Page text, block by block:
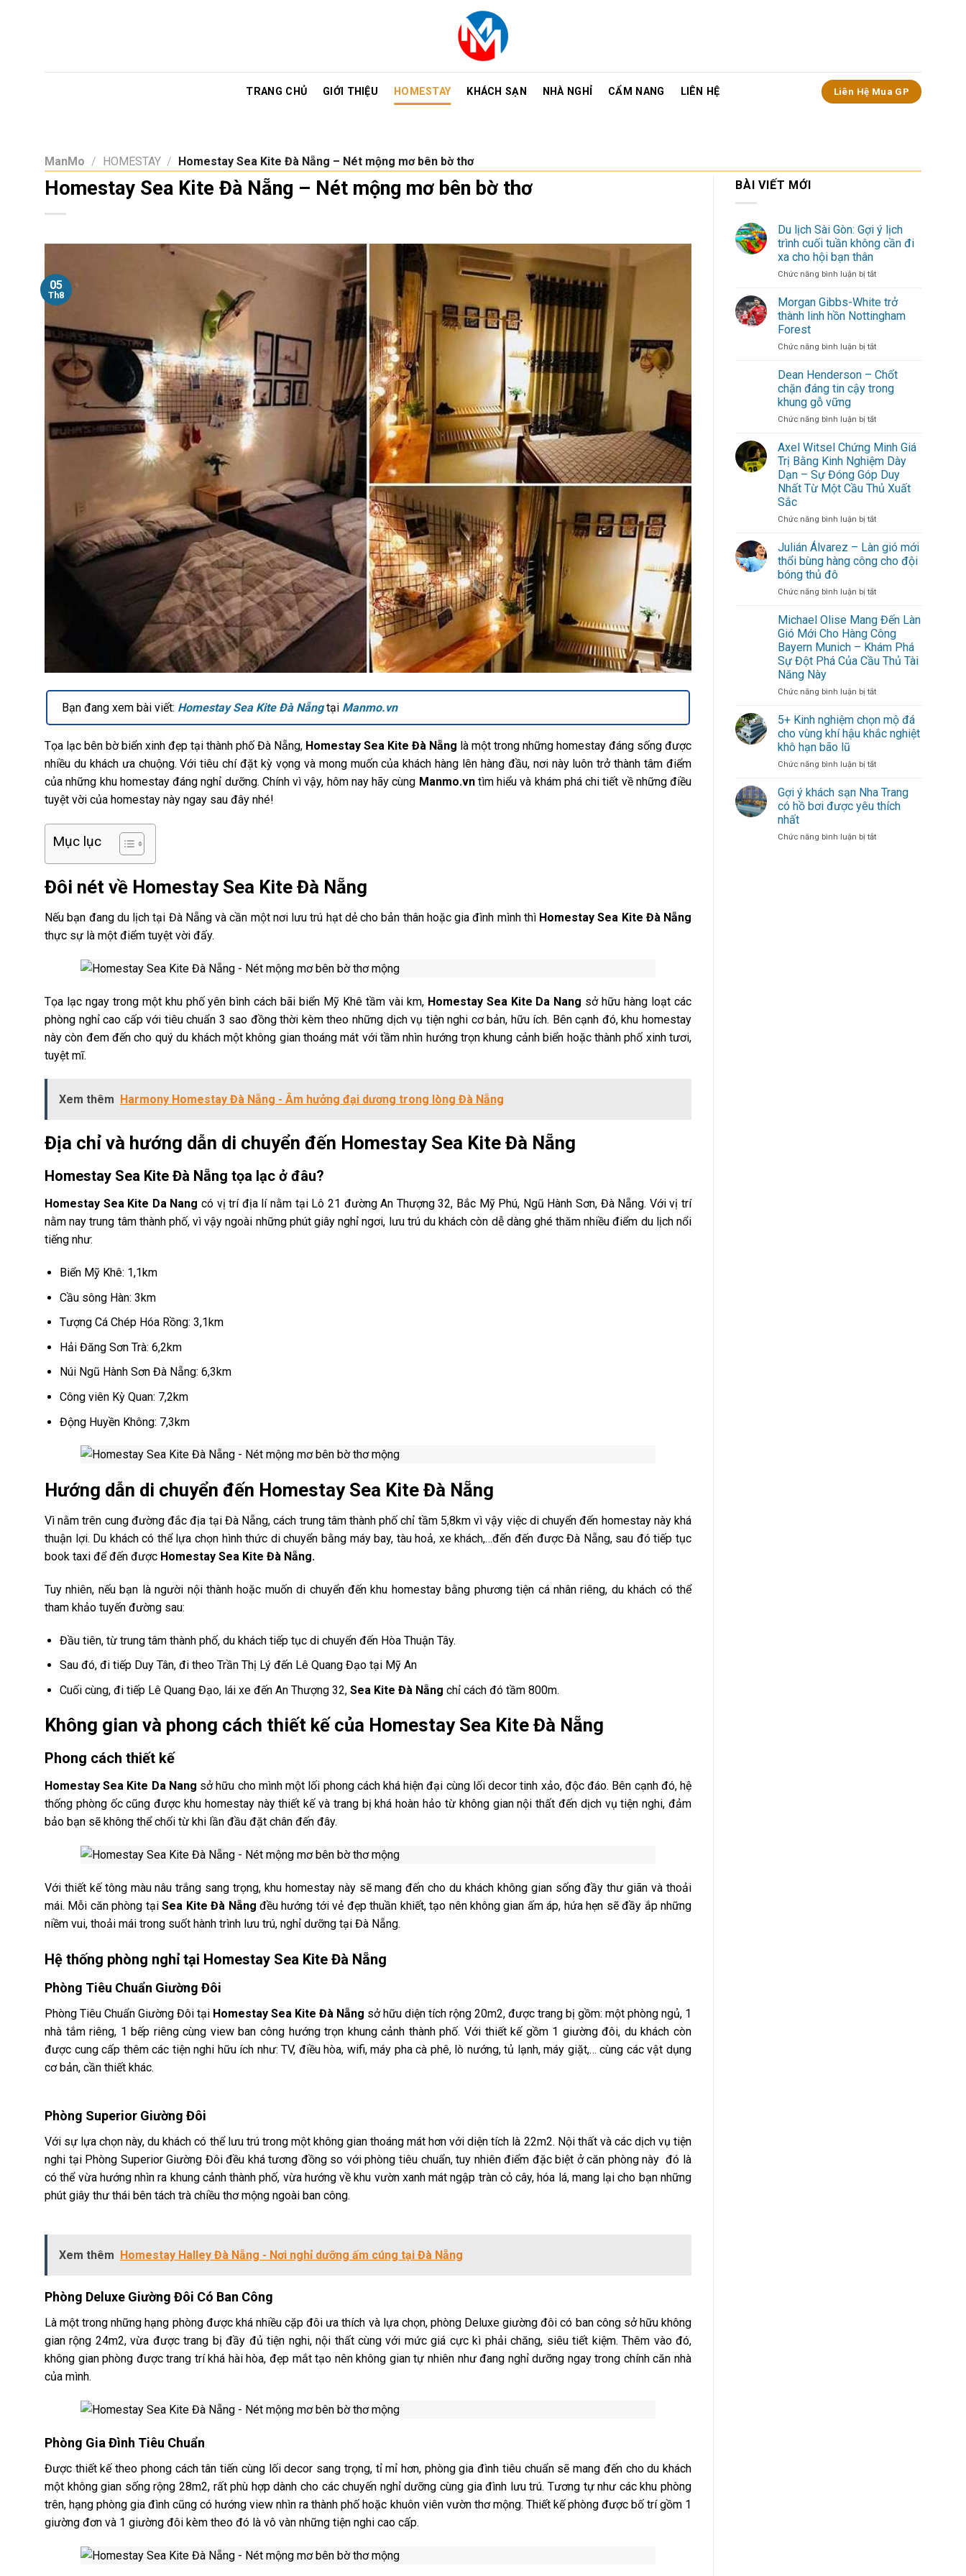
TRANG CHỦ GIỚI THIỆU HOMESTAY KHÁCH SẠN NHÀ NGHỈ CẨM NANG LIÊN HỆ Liên Hệ Mua GP
ManMo / HOMESTAY / Homestay Sea Kite Đà Nẵng – Nét mộng mơ bên bờ thơ
Homestay Sea Kite Đà Nẵng – Nét mộng mơ bên bờ thơ
05
Th8
Bạn đang xem bài viết: Homestay Sea Kite Đà Nẵngtại Manmo.vn
Tọa lạc bên bờ biển xinh đẹp tại thành phố Đà Nẵng, Homestay Sea Kite Đà Nẵng là một trong những homestay đáng sống được
nhiều du khách ưa chuộng. Với tiêu chí đặt kỳ vọng và mong muốn của khách hàng lên hàng đầu, nơi này luôn trở thành tâm điểm
của những khu homestay đáng nghỉ dưỡng. Chính vì vậy, hôm nay hãy cùng Manmo.vntìm hiểu và khám phá chi tiết về những điều
tuyệt vời của homestay này ngay sau đây nhé!
Mục lục
Đôi nét về Homestay Sea Kite Đà Nẵng
Nếu bạn đang du lịch tại Đà Nẵng và cần một nơi lưu trú hạt dẻ cho bản thân hoặc gia đình mình thì Homestay Sea Kite Đà Nẵng
thực sự là một điểm tuyệt vời đấy.
Tọa lạc ngay trong một khu phố yên bình cách bãi biển Mỹ Khê tầm vài km,Homestay Sea Kite Da Nang sở hữu hàng loạt các
phòng nghỉ cao cấp với tiêu chuẩn 3 sao đồng thời kèm theo những dịch vụ tiện nghi cơ bản, hữu ích. Bên cạnh đó, khu homestay
này còn đem đến cho quý du khách một không gian thoáng mát với tầm nhìn hướng trọn khung cảnh biển hoặc thành phố xinh tươi,
tuyệt mĩ.
Xem thêm Harmony Homestay Đà Nẵng - Âm hưởng đại dương trong lòng Đà Nẵng
Địa chỉ và hướng dẫn di chuyển đến Homestay Sea Kite Đà Nẵng
Homestay Sea Kite Đà Nẵng tọa lạc ở đâu?
Homestay Sea Kite Da Nangcó vị trí địa lí nằm tại Lô 21 đường An Thượng 32, Bắc Mỹ Phú, Ngũ Hành Sơn, Đà Nẵng. Với vị trí
nằm nay trung tâm thành phố, vì vậy ngoài những phút giây nghỉ ngơi, lưu trú du khách còn dễ dàng ghé thăm nhiều điểm du lịch nổi
tiếng như:
Biển Mỹ Khê: 1,1km
Cầu sông Hàn: 3km
Tượng Cá Chép Hóa Rồng: 3,1km
Hải Đăng Sơn Trà: 6,2km
Núi Ngũ Hành Sơn Đà Nẵng: 6,3km
Công viên Kỳ Quan: 7,2km
Động Huyền Không: 7,3km
Hướng dẫn di chuyển đến Homestay Sea Kite Đà Nẵng
Vì nằm trên cung đường đắc địa tại Đà Nẵng, cách trung tâm thành phố chỉ tầm 5,8km vì vậy việc di chuyển đến homestay này khá
thuận lợi. Du khách có thể lựa chọn hình thức di chuyển bằng máy bay, tàu hoả, xe khách,…đến đến được Đà Nẵng, sau đó tiếp tục
book taxi để đến được Homestay Sea Kite Đà Nẵng.
Tuy nhiên, nếu bạn là người nội thành hoặc muốn di chuyển đến khu homestay bằng phương tiện cá nhân riêng, du khách có thể
tham khảo tuyến đường sau:
Đầu tiên, từ trung tâm thành phố, du khách tiếp tục di chuyển đến Hòa Thuận Tây.
Sau đó, đi tiếp Duy Tân, đi theo Trần Thị Lý đến Lê Quang Đạo tại Mỹ An
Cuối cùng, đi tiếp Lê Quang Đạo, lái xe đến An Thượng 32, Sea Kite Đà Nẵng chỉ cách đó tầm 800m.
Không gian và phong cách thiết kế của Homestay Sea Kite Đà Nẵng
Phong cách thiết kế
Homestay Sea Kite Da Nang sở hữu cho mình một lối phong cách khá hiện đại cùng lối decor tinh xảo, độc đáo. Bên cạnh đó, hệ
thống phòng ốc cũng được khu homestay này thiết kế và trang bị khá hoàn hảo từ không gian nội thất đến dịch vụ tiện nghi, đảm
bảo bạn sẽ không thể chối từ khi lần đầu đặt chân đến đây.
Với thiết kế tông màu nâu trắng sang trọng, khu homestay này sẽ mang đến cho du khách không gian sống đầy thư giãn và thoải
mái. Mỗi căn phòng tạiSea Kite Đà Nẵngđều hướng tới vẻ đẹp thuần khiết, tạo nên không gian ấm áp, hứa hẹn sẽ đầy ắp những
niềm vui, thoải mái trong suốt hành trình lưu trú, nghỉ dưỡng tại Đà Nẵng.
Hệ thống phòng nghỉ tại Homestay Sea Kite Đà Nẵng
Phòng Tiêu Chuẩn Giường Đôi
Phòng Tiêu Chuẩn Giường Đôi tại Homestay Sea Kite Đà Nẵng sở hữu diện tích rộng 20m2, được trang bị gồm: một phòng ngủ, 1
nhà tắm riêng, 1 bếp riêng cùng view ban công hướng trọn khung cảnh thành phố. Với thiết kế gồm 1 giường đôi, du khách còn
được cung cấp thêm các tiện nghi hữu ích như: TV, điều hòa, wifi, máy pha cà phê, lò nướng, tủ lạnh, máy giặt,… cùng các vật dụng
cơ bản, cần thiết khác.
Phòng Superior Giường Đôi
Với sự lựa chọn này, du khách có thể lưu trú trong một không gian thoáng mát hơn với diện tích là 22m2. Nội thất và các dịch vụ tiện
nghi tại Phòng Superior Giường Đôi đều khá tương đồng so với phòng tiêu chuẩn, tuy nhiênđiểm đặc biệt ở căn phòng này đó là
có thể vừa hướng nhìn ra khung cảnh thành phố, vừa hướng về khu vườn xanh mát ngập tràn cỏ cây, hóa lá, mang lại cho bạn những
phút giây thư thái bên tách trà chiều thơ mộng ngoài ban công.
Xem thêm Homestay Halley Đà Nẵng - Nơi nghỉ dưỡng ấm cúng tại Đà Nẵng
Phòng Deluxe Giường Đôi Có Ban Công
Là một trong những hạng phòng được khá nhiều cặp đôi ưa thích và lựa chọn, phòng Deluxe giường đôi có ban công sở hữu không
gian rộng 24m2, vừa được trang bị đầy đủ tiện nghi, nội thất cùng với mức giá cực kì phải chăng, siêu tiết kiệm. Thêm vào đó,
không gian phòng được trang trí khá hài hòa, đẹp mắt tạo nên không gian tự nhiên như đang nghỉ dưỡng ngay trong chính căn nhà
của mình.
Phòng Gia Đình Tiêu Chuẩn
Được thiết kế theo phong cách tân tiến cùng lối decor sang trọng, tỉ mỉ hơn, phòng gia đình tiêu chuẩn sẽ mang đến cho du khách
một không gian sống rộng 28m2, rất phù hợp dành cho các chuyến nghỉ dưỡng cùng gia đình lưu trú. Tương tự như các khu phòng
trên, hạng phòng gia đình cũng có hướng view nhìn ra thành phố hoặc khuôn viên vườn thơ mộng. Thiết kế phòng được bố trí gồm 1
giường đơn và 1 giường đôi kèm theo đó là vô vàn những tiện nghi cao cấp.
BÀI VIẾT MỚI
Du lịch Sài Gòn: Gợi ý lịch
trình cuối tuần không cần đi
xa cho hội bạn thân
Chức năng bình luận bị tắtở
lịch
Sài
Gòn:
ý
trình
tuần
cần
xa
cho
hội
bạn
thân
Morgan Gibbs-White trở
thành linh hồn Nottingham
Forest
Chức năng bình luận bị tắtở
Gibbs-
White
trở
linh
Nottingham
Forest
Dean Henderson – Chốt
chặn đáng tin cậy trong
khung gỗ vững
Chức năng bình luận bị tắtở
Henderson
Chốt
chặn
đáng
cậy
gỗ
vững
Axel Witsel Chứng Minh Giá
Trị Bằng Kinh Nghiệm Dày
Dạn – Sự Đóng Góp Duy
Nhất Từ Một Cầu Thủ Xuất
Sắc
Chức năng bình luận bị tắtở
Witsel
Chứng
Minh
Trị
Kinh
Nghiệm
Dày
Dạn
–
Đóng
Nhất
Từ
Cầu
Xuất
Sắc
Julián Álvarez – Làn gió mới
thổi bùng hàng công cho đội
bóng thủ đô
Chức năng bình luận bị tắtở
Álvarez
–
Làn
gió
mới
bùng
cho
đội
thủ
Michael Olise Mang Đến Làn
Gió Mới Cho Hàng Công
Bayern Munich – Khám Phá
Sự Đột Phá Của Cầu Thủ Tài
Năng Này
Chức năng bình luận bị tắtở
Mang
Đến
Gió
Cho
Hàng
Công
Munich
5+ Kinh nghiệm chọn mộ đá
cho vùng khí hậu khắc nghiệt
khô hạn bão lũ
Chức năng bình luận bị tắtở
Kinh
nghiệm
chọn
đá
Gợi ý khách sạn Nha Trang
có hồ bơi được yêu thích
nhất
Chức năng bình luận bị tắtở